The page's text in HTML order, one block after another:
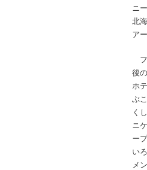
ニ
北
ア
フ
後
ホ
ぶ
く
ニ
ー
い
メ